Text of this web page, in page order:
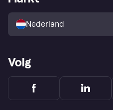
Kopersbescherming voor
consumenten
Nederland
Volg